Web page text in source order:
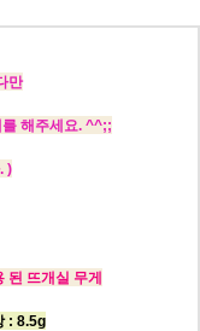
만
를 해주세요. ^^;;
)
된 뜨개실 무게
: 8.5g